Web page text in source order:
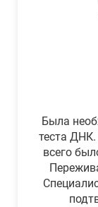
Была
теста
всего